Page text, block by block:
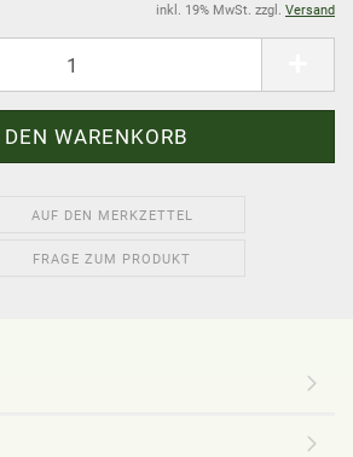
inkl. 19% MwSt. zzgl. Versand
AUF DEN MERKZETTEL
FRAGE ZUM PRODUKT